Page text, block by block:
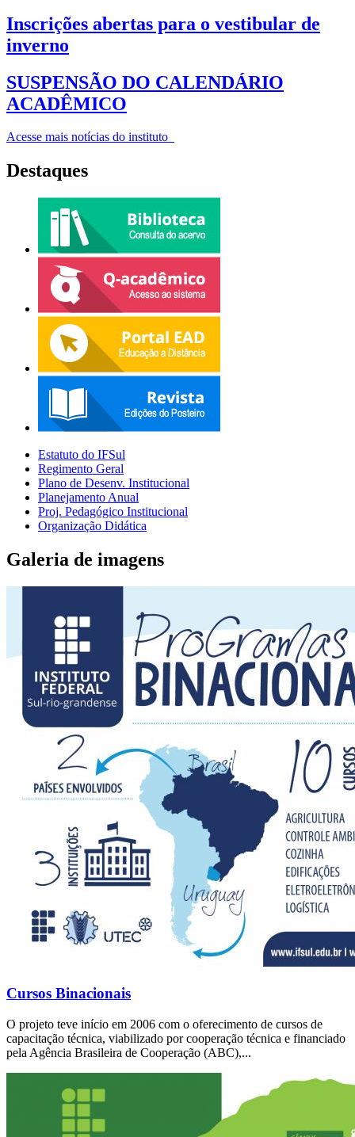
Inscrições abertas para o vestibular de
inverno
SUSPENSÃO DO CALENDÁRIO
ACADÊMICO
Acesse mais notícias do instituto
Destaques
Estatuto do IFSul
Regimento Geral
Plano de Desenv. Institucional
Planejamento Anual
Proj. Pedagógico Institucional
Organização Didática
Galeria de imagens
Cursos Binacionais
O projeto teve início em 2006 com o oferecimento de cursos de
capacitação técnica, viabilizado por cooperação técnica e financiado
pela Agência Brasileira de Cooperação (ABC),...